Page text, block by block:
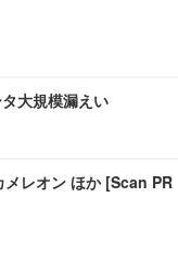
大規模漏えい
メレオン ほか [Scan PR